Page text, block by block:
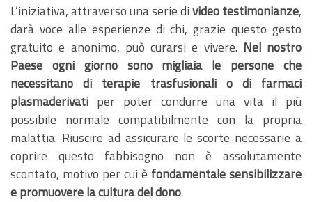
L’iniziativa, attraverso una serie divideo testimonianze,
darà voce alle esperienze di chi, grazie questo gesto
gratuito e anonimo, può curarsi e vivere. Nel nostro
Paese ogni giorno sono migliaia le persone che
necessitano di terapie trasfusionali o di farmaci
plasmaderivati per poter condurre una vita il più
possibile normale compatibilmente con la propria
malattia. Riuscire ad assicurare le scorte necessarie a
coprire questo fabbisogno non è assolutamente
scontato, motivo per cui è fondamentale sensibilizzare
e promuovere la cultura del dono.